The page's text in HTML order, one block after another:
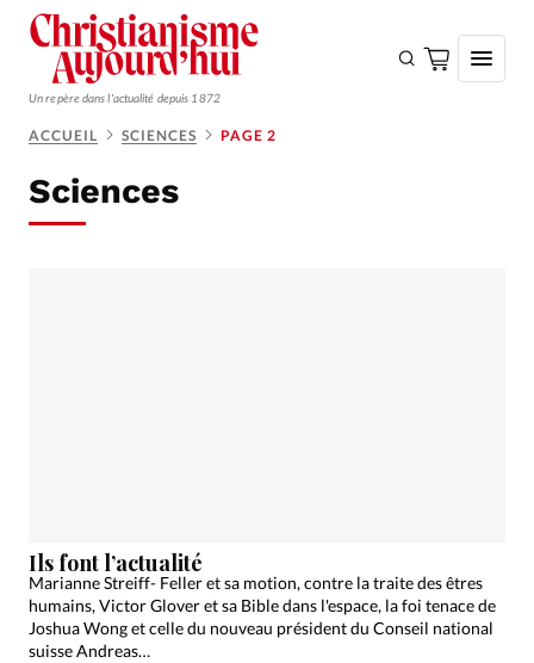
Un repère dans l'actualité depuis 1872
Monde
Devise:CHF
RUBRIQUES
Tous les articles
ACCUEIL SCIENCES PAGE 2
Sciences
Ils font l’actualité
Marianne Streiff- Feller et sa motion, contre la traite des êtres
humains, Victor Glover et sa Bible dans l'espace, la foi tenace de
Joshua Wong et celle du nouveau président du Conseil national
suisse Andreas…